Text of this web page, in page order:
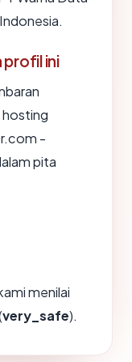
profil ini
hosting
-
pita
menilai
very_safe).